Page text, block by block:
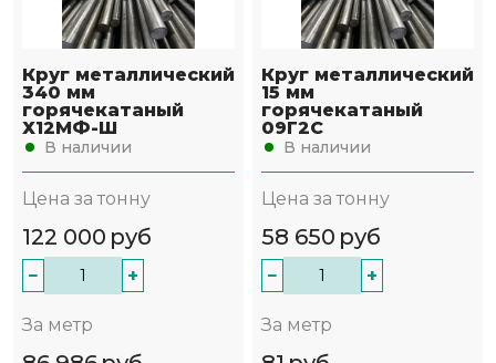
Круг металлический
340 мм
горячекатаный
Х12МФ-Ш
В наличии
Цена за тонну
122 000 руб
− +
За метр
Круг металлический
15 мм
горячекатаный
09Г2С
В наличии
Цена за тонну
58 650 руб
− +
За метр